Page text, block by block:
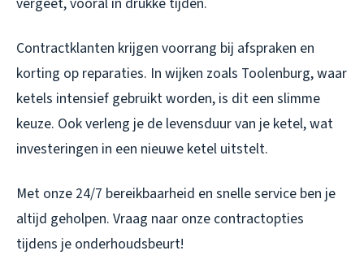
Contractklanten krijgen voorrang bij afspraken en
korting op reparaties. In wijken zoals Toolenburg, waar
ketels intensief gebruikt worden, is dit een slimme
keuze. Ook verleng je de levensduur van je ketel, wat
investeringen in een nieuwe ketel uitstelt.
Met onze 24/7 bereikbaarheid en snelle service ben je
altijd geholpen. Vraag naar onze contractopties
tijdens je onderhoudsbeurt!